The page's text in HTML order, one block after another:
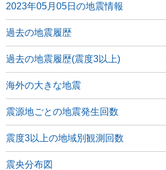
2023年05月05日の地震情報
過去の地震履歴
過去の地震履歴(震度3以上)
海外の大きな地震
震源地ごとの地震発生回数
震度3以上の地域別観測回数
震央分布図